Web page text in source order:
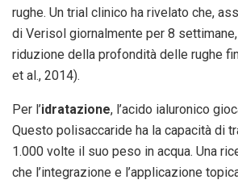
rughe. Un trial clinico ha rivelato che,
di Verisol giornalmente per 8
riduzione della profondità delle rughe
et al., 2014).
Per l’idratazione, l’acido ialuronico
Questo polisaccaride ha la capacità di
1.000 volte il suo peso in acqua. Una
che l’integrazione e l’applicazione